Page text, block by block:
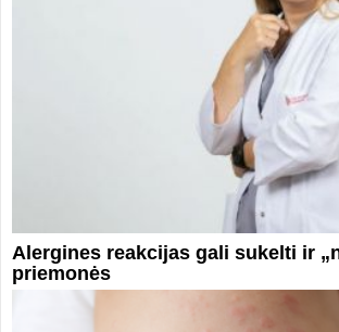
Alergines reakcijas gali sukelti ir
priemonės